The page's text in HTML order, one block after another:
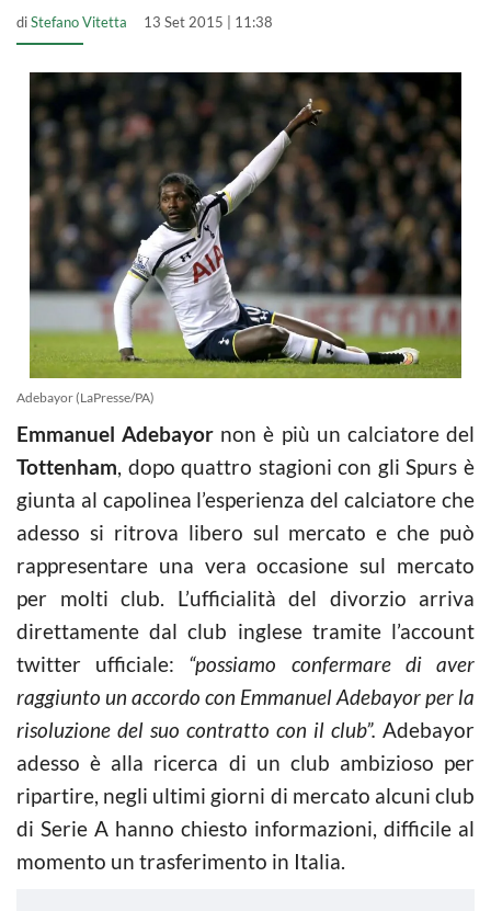
diStefano Vitetta 13 Set 2015 | 11:38
Adebayor (LaPresse/PA)
Emmanuel Adebayor non è più un calciatore del
Tottenham, dopo quattro stagioni con gli Spurs è
giunta al capolinea l’esperienza del calciatore che
adesso si ritrova libero sul mercato e che può
rappresentare una vera occasione sul mercato
per molti club. L’ufficialità del divorzio arriva
direttamente dal club inglese tramite l’account
twitter ufficiale: “possiamo confermare di aver
raggiunto un accordo con Emmanuel Adebayor per la
risoluzione del suo contratto con il club”. Adebayor
adesso è alla ricerca di un club ambizioso per
ripartire, negli ultimi giorni di mercato alcuni club
di Serie A hanno chiesto informazioni, difficile al
momento un trasferimento in Italia.